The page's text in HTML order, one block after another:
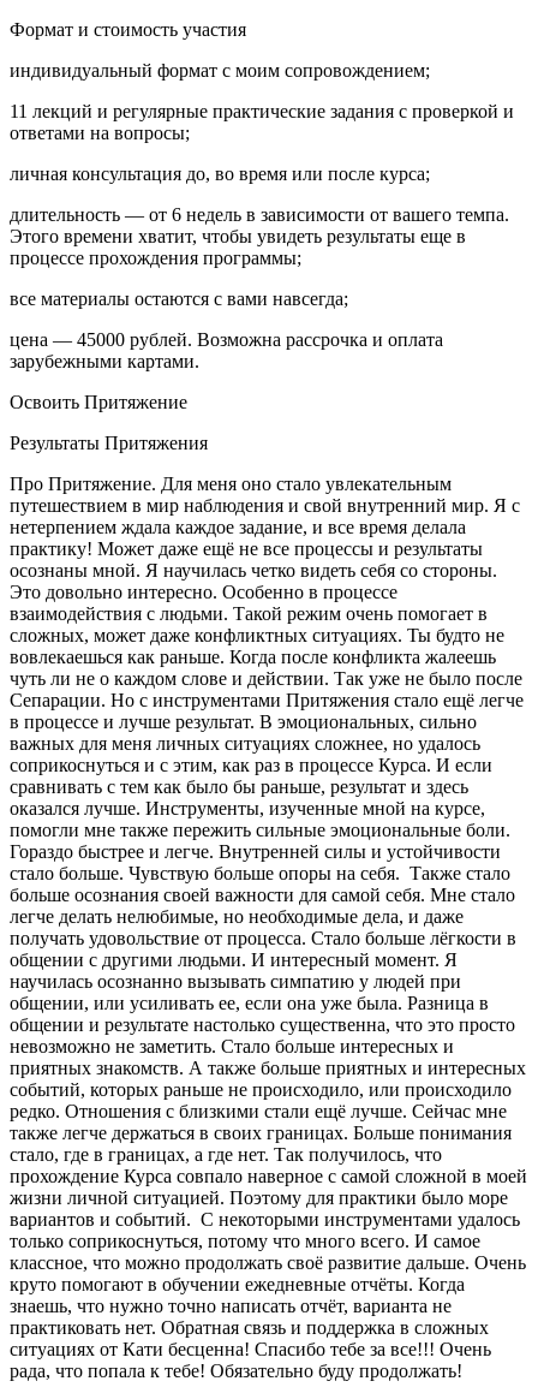
Формат и стоимость участия
индивидуальный формат с моим сопровождением;
11 лекций и регулярные практические задания с проверкой и
ответами на вопросы;
личная консультация до, во время или после курса;
длительность — от 6 недель в зависимости от вашего темпа.
Этого времени хватит, чтобы увидеть результаты еще в
процессе прохождения программы;
все материалы остаются с вами навсегда;
цена — 45000 рублей. Возможна рассрочка и оплата
зарубежными картами.
Освоить Притяжение
Результаты Притяжения
Про Притяжение. Для меня оно стало увлекательным
путешествием в мир наблюдения и свой внутренний мир. Я с
нетерпением ждала каждое задание, и все время делала
практику! Может даже ещё не все процессы и результаты
осознаны мной. Я научилась четко видеть себя со стороны.
Это довольно интересно. Особенно в процессе
взаимодействия с людьми. Такой режим очень помогает в
сложных, может даже конфликтных ситуациях. Ты будто не
вовлекаешься как раньше. Когда после конфликта жалеешь
чуть ли не о каждом слове и действии. Так уже не было после
Сепарации. Но с инструментами Притяжения стало ещё легче
в процессе и лучше результат. В эмоциональных, сильно
важных для меня личных ситуациях сложнее, но удалось
соприкоснуться и с этим, как раз в процессе Курса. И если
сравнивать с тем как было бы раньше, результат и здесь
оказался лучше. Инструменты, изученные мной на курсе,
помогли мне также пережить сильные эмоциональные боли.
Гораздо быстрее и легче. Внутренней силы и устойчивости
стало больше. Чувствую больше опоры на себя. Также стало
больше осознания своей важности для самой себя. Мне стало
легче делать нелюбимые, но необходимые дела, и даже
получать удовольствие от процесса. Стало больше лёгкости в
общении с другими людьми. И интересный момент. Я
научилась осознанно вызывать симпатию у людей при
общении, или усиливать ее, если она уже была. Разница в
общении и результате настолько существенна, что это просто
невозможно не заметить. Стало больше интересных и
приятных знакомств. А также больше приятных и интересных
событий, которых раньше не происходило, или происходило
редко. Отношения с близкими стали ещё лучше. Сейчас мне
также легче держаться в своих границах. Больше понимания
стало, где в границах, а где нет. Так получилось, что
прохождение Курса совпало наверное с самой сложной в моей
жизни личной ситуацией. Поэтому для практики было море
вариантов и событий. С некоторыми инструментами удалось
только соприкоснуться, потому что много всего. И самое
классное, что можно продолжать своё развитие дальше. Очень
круто помогают в обучении ежедневные отчёты. Когда
знаешь, что нужно точно написать отчёт, варианта не
практиковать нет. Обратная связь и поддержка в сложных
ситуациях от Кати бесценна! Спасибо тебе за все!!! Очень
рада, что попала к тебе! Обязательно буду продолжать!